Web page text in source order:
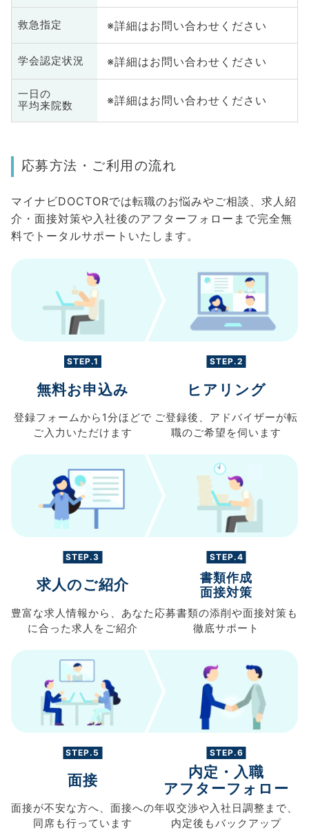
救急指定 ※詳細はお問い合わせください
学会認定状況 ※詳細はお問い合わせください
一日の
平均来院数
※詳細はお問い合わせください
応募方法・ご利用の流れ
マイナビDOCTORでは転職のお悩みやご相談、求人紹
介・面接対策や入社後のアフターフォローまで完全無
料でトータルサポートいたします。
STEP.1
無料お申込み
登録フォームから 1分ほどで
ご入力 いただけます
STEP.2
ヒアリング
ご登録後、 アドバイザーが転
職のご希望を伺います
STEP.3
求人のご紹介
豊富な求人情報から、 あなた
に合った求人を ご紹介
STEP.4
書類作成
面接対策
応募書類の添削や面接対策も
徹底サポート
STEP.5
面接
面接が不安な方へ、 面接への
同席も行っています
STEP.6
内定・入職
アフターフォロー
年収交渉や入社日調整まで、
内定後もバックアップ